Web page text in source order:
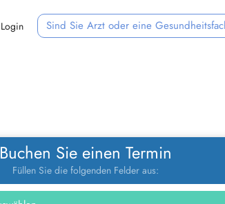
Login Sind Sie Arzt oder eine
Buchen Sie einen Termin
Füllen Sie die folgenden Felder aus: